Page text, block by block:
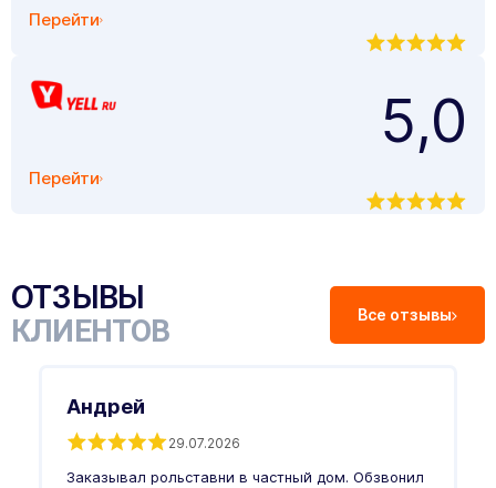
Перейти
Перейти
5,0
ОТЗЫВЫ
КЛИЕНТОВ Все отзывы
Андрей
29.07.2026
Заказывал рольставни в частный дом. Обзвонил